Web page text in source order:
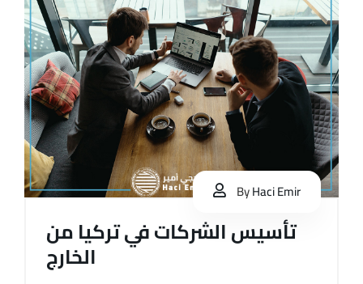
ByHaci Emir
تأسيس الشركات في تركيا من
الخارج